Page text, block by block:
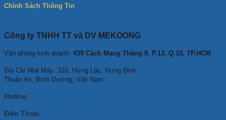
Chính Sách Thông Tin
Công ty TNHH TT và DV MEKOONG
Văn phòng kinh doanh: 439 Cách Mạng Tháng 8, P.13, Q.10, TP.HCM
Địa Chỉ Nhà Máy: 333, Hưng Lộc, Hưng Định.
Thuận An, Bình Dương, Việt Nam.
Hotline:
Điện Thoại: